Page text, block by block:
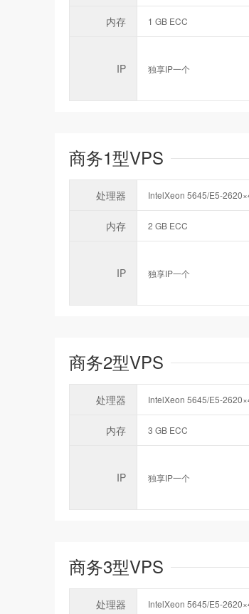
内存 1 GB ECC
IP 独享IP一个
商务1型VPS
处理器 IntelXeon 5645/E5-
内存 2 GB ECC
IP 独享IP一个
商务2型VPS
处理器 IntelXeon 5645/E5-
内存 3 GB ECC
IP 独享IP一个
商务3型VPS
处理器 IntelXeon 5645/E5-